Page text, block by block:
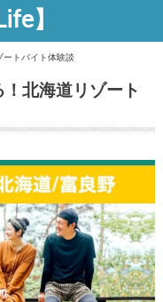
】
トバイト体験談
北海道リゾート